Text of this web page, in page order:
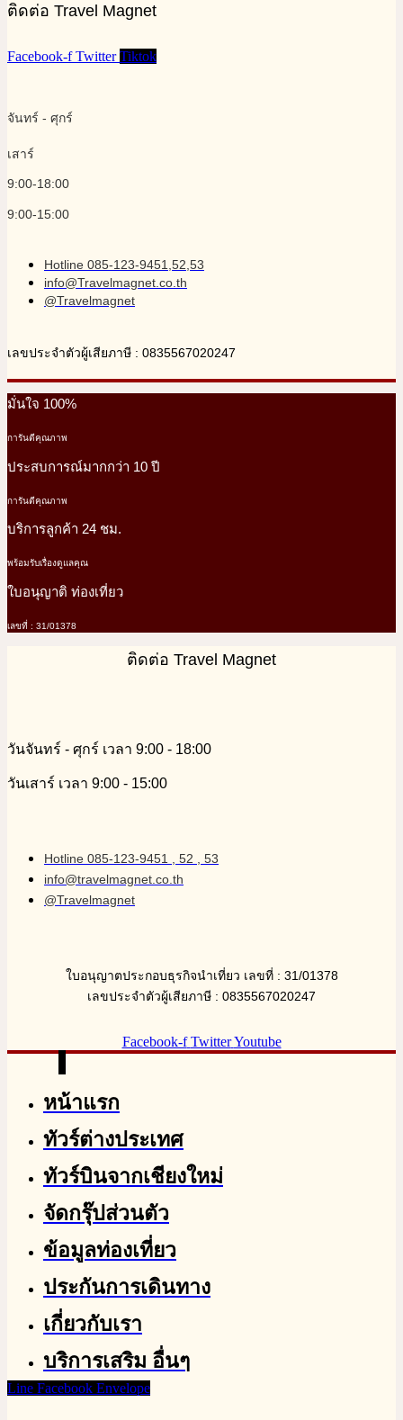
ติดต่อ Travel Magnet
Facebook-f Twitter Tiktok
จันทร์ - ศุกร์
เสาร์
9:00-18:00
9:00-15:00
Hotline 085-123-9451,52,53
info@Travelmagnet.co.th
@Travelmagnet
เลขประจำตัวผู้เสียภาษี : 0835567020247
มั่นใจ 100%
การันตีคุณภาพ
ประสบการณ์มากกว่า 10 ปี
การันตีคุณภาพ
บริการลูกค้า 24 ชม.
พร้อมรับเรื่องดูแลคุณ
ใบอนุญาติ ท่องเที่ยว
เลขที่ : 31/01378
ติดต่อ Travel Magnet
วันจันทร์ - ศุกร์ เวลา 9:00 - 18:00
วันเสาร์ เวลา 9:00 - 15:00
Hotline 085-123-9451 , 52 , 53
info@travelmagnet.co.th
@Travelmagnet
ใบอนุญาตประกอบธุรกิจนำเที่ยว เลขที่ : 31/01378
เลขประจำตัวผู้เสียภาษี : 0835567020247
Facebook-f Twitter Youtube
หน้าแรก
ทัวร์ต่างประเทศ
ทัวร์บินจากเชียงใหม่
จัดกรุ๊ปส่วนตัว
ข้อมูลท่องเที่ยว
ประกันการเดินทาง
เกี่ยวกับเรา
บริการเสริม อื่นๆ
Line Facebook Envelope